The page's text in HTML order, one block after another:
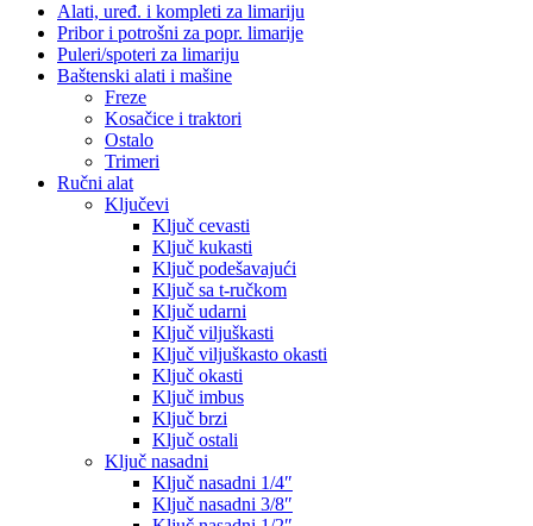
Alati, uređ. i kompleti za limariju
Pribor i potrošni za popr. limarije
Puleri/spoteri za limariju
Baštenski alati i mašine
Freze
Kosačice i traktori
Ostalo
Trimeri
Ručni alat
Ključevi
Ključ cevasti
Ključ kukasti
Ključ podešavajući
Ključ sa t-ručkom
Ključ udarni
Ključ viljuškasti
Ključ viljuškasto okasti
Ključ okasti
Ključ imbus
Ključ brzi
Ključ ostali
Ključ nasadni
Ključ nasadni 1/4″
Ključ nasadni 3/8″